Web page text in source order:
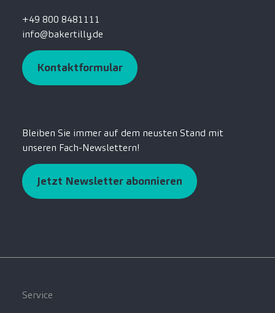
+49 800 8481111
info@bakertilly.de
Kontaktformular
Bleiben Sie immer auf dem neusten Stand mit
unseren Fach-Newslettern!
Jetzt Newsletter abonnieren
Service